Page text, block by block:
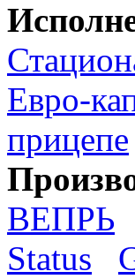
Евро-
прицепе
ВЕПРЬ
Status